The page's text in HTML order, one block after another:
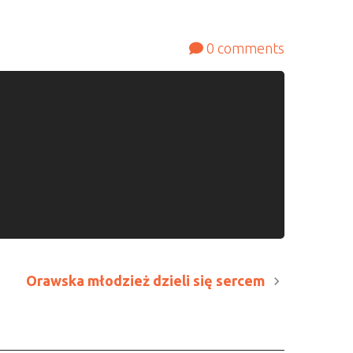
0 comments
Orawska młodzież dzieli się sercem